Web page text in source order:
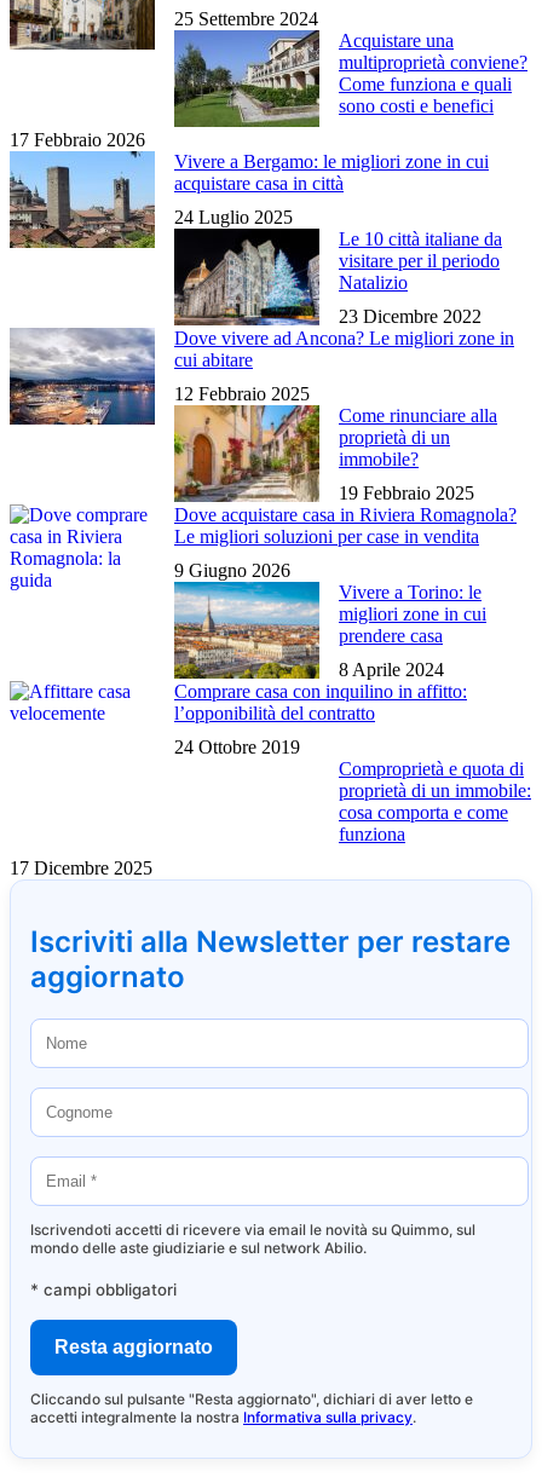
25 Settembre 2024
Acquistare una
multiproprietà conviene?
Come funziona e quali
sono costi e benefici
17 Febbraio 2026
Vivere a Bergamo: le migliori zone in cui
acquistare casa in città
24 Luglio 2025
Le 10 città italiane da
visitare per il periodo
Natalizio
23 Dicembre 2022
Dove vivere ad Ancona? Le migliori zone in
cui abitare
12 Febbraio 2025
Come rinunciare alla
proprietà di un
immobile?
19 Febbraio 2025
Dove acquistare casa in Riviera Romagnola?
Le migliori soluzioni per case in vendita
9 Giugno 2026
Vivere a Torino: le
migliori zone in cui
prendere casa
8 Aprile 2024
Comprare casa con inquilino in affitto:
l’opponibilità del contratto
24 Ottobre 2019
Comproprietà e quota di
proprietà di un immobile:
cosa comporta e come
funziona
17 Dicembre 2025
Iscriviti alla Newsletter per restare
aggiornato
Iscrivendoti accetti di ricevere via email le novità su Quimmo, sul
mondo delle aste giudiziarie e sul network Abilio.
* campi obbligatori
Cliccando sul pulsante "Resta aggiornato", dichiari di aver letto e
accetti integralmente la nostra Informativa sulla privacy.